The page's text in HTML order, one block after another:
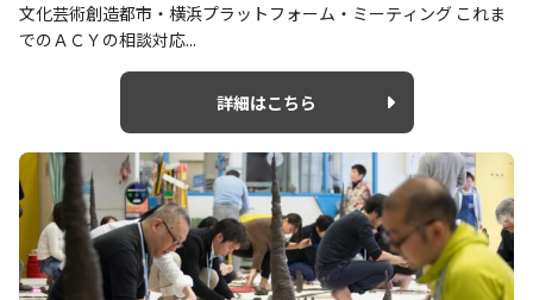
文化芸術創造都市・横浜プラットフォーム・ミーティング これま
でのＡＣＹの相談対応...
詳細はこちら